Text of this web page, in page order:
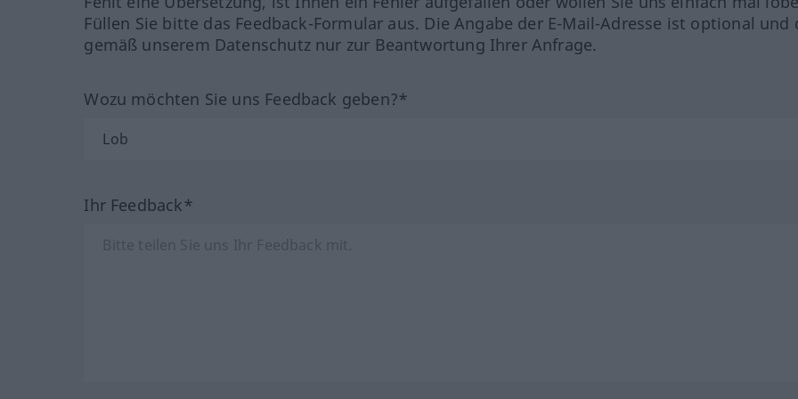
Füllen Sie bitte das Feedback-Formular aus. Die Angabe der E-Mail-Adresse ist optional und
gemäß unserem Datenschutz nur zur Beantwortung Ihrer Anfrage.
Wozu möchten Sie uns Feedback geben?*
Ihr Feedback*